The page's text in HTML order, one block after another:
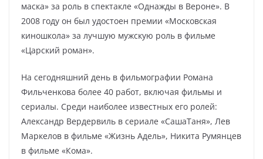
маска» за роль в спектакле «Однажды в Вероне». В
2008 году он был удостоен премии «Московская
киношкола» за лучшую мужскую роль в фильме
«Царский роман».
На сегодняшний день в фильмографии Романа
Фильченкова более 40 работ, включая фильмы и
сериалы. Среди наиболее известных его ролей:
Александр Вердервиль в сериале «СашаТаня», Лев
Маркелов в фильме «Жизнь Адель», Никита Румянцев
в фильме «Кома».